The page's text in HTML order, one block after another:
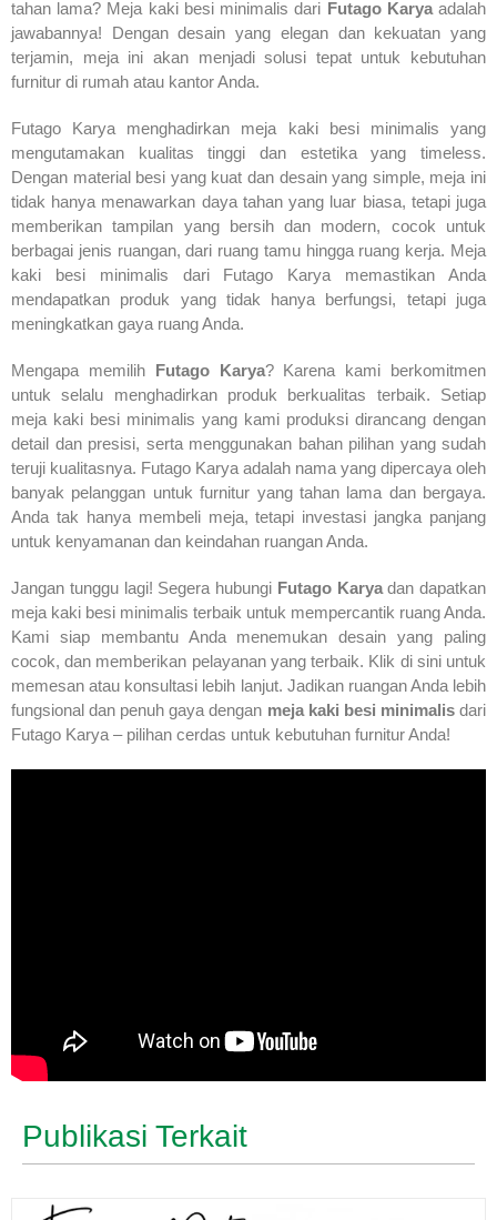
tahan lama? Meja kaki besi minimalis dari Futago Karyaadalah
jawabannya! Dengan desain yang elegan dan kekuatan yang
terjamin, meja ini akan menjadi solusi tepat untuk kebutuhan
furnitur di rumah atau kantor Anda.
Futago Karya menghadirkan meja kaki besi minimalis yang
mengutamakan kualitas tinggi dan estetika yang timeless.
Dengan material besi yang kuat dan desain yang simple, meja ini
tidak hanya menawarkan daya tahan yang luar biasa, tetapi juga
memberikan tampilan yang bersih dan modern, cocok untuk
berbagai jenis ruangan, dari ruang tamu hingga ruang kerja. Meja
kaki besi minimalis dari Futago Karya memastikan Anda
mendapatkan produk yang tidak hanya berfungsi, tetapi juga
meningkatkan gaya ruang Anda.
Mengapa memilih Futago Karya? Karena kami berkomitmen
untuk selalu menghadirkan produk berkualitas terbaik. Setiap
meja kaki besi minimalis yang kami produksi dirancang dengan
detail dan presisi, serta menggunakan bahan pilihan yang sudah
teruji kualitasnya. Futago Karya adalah nama yang dipercaya oleh
banyak pelanggan untuk furnitur yang tahan lama dan bergaya.
Anda tak hanya membeli meja, tetapi investasi jangka panjang
untuk kenyamanan dan keindahan ruangan Anda.
Jangan tunggu lagi! Segera hubungi Futago Karyadan dapatkan
meja kaki besi minimalis terbaik untuk mempercantik ruang Anda.
Kami siap membantu Anda menemukan desain yang paling
cocok, dan memberikan pelayanan yang terbaik. Klik di sini untuk
memesan atau konsultasi lebih lanjut. Jadikan ruangan Anda lebih
fungsional dan penuh gaya dengan meja kaki besi minimalisdari
Futago Karya – pilihan cerdas untuk kebutuhan furnitur Anda!
Publikasi Terkait